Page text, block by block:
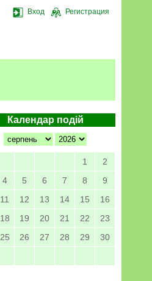
Вход Регистрация
Календар подій
1
2
4 5 6 7 8
9
11 12 13 14 15
16
18 19 20 21 22
23
25 26 27 28 29
30